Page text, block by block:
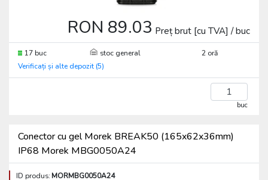
RON 89.03 Preț brut [cu TVA] / buc
17 buc stoc general
2 oră
Verificați și alte depozit (5)
buc
Conector cu gel Morek BREAK50 (165x62x36mm)
IP68 Morek MBG0050A24
ID produs:MORMBG0050A24